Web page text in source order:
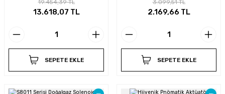
19.454,39 TL
13.618,07 TL
SEPETE EKLE
3.099,51 TL
2.169,66 TL
SEPETE EKLE